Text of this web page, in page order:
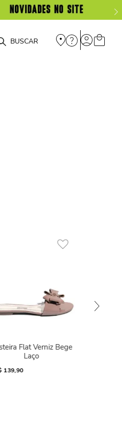
Flat Verniz Bege
Laço
139,90